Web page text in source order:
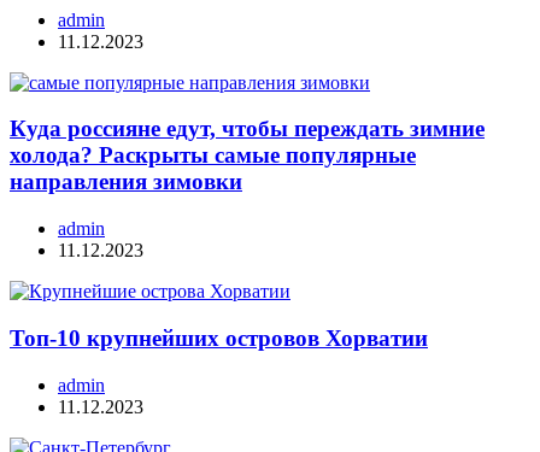
admin
11.12.2023
Куда россияне едут, чтобы переждать зимние
холода? Раскрыты самые популярные
направления зимовки
admin
11.12.2023
Топ-10 крупнейших островов Хорватии
admin
11.12.2023